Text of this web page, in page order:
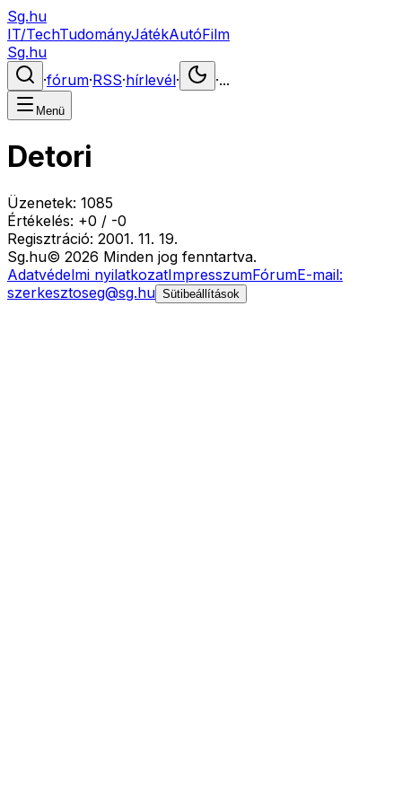
Sg.hu
IT/TechTudományJátékAutóFilm
Sg.hu
·fórum·RSS·hírlevél· ·...
Menü
Detori
Üzenetek: 1085
Értékelés: +0 / -0
Regisztráció: 2001. 11. 19.
Sg.hu© 2026 Minden jog fenntartva.
Adatvédelmi nyilatkozatImpresszumFórumE-mail:
szerkesztoseg@sg.hu Sütibeállítások